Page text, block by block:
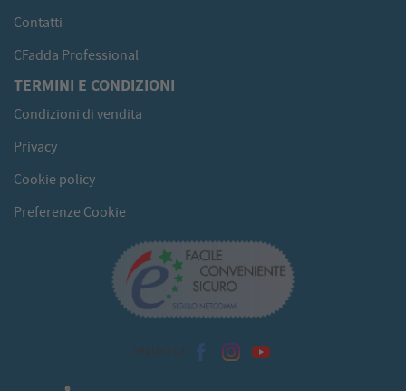
Contatti
CFadda Professional
TERMINI E CONDIZIONI
Condizioni di vendita
Privacy
Cookie policy
Preferenze Cookie
Seguici su